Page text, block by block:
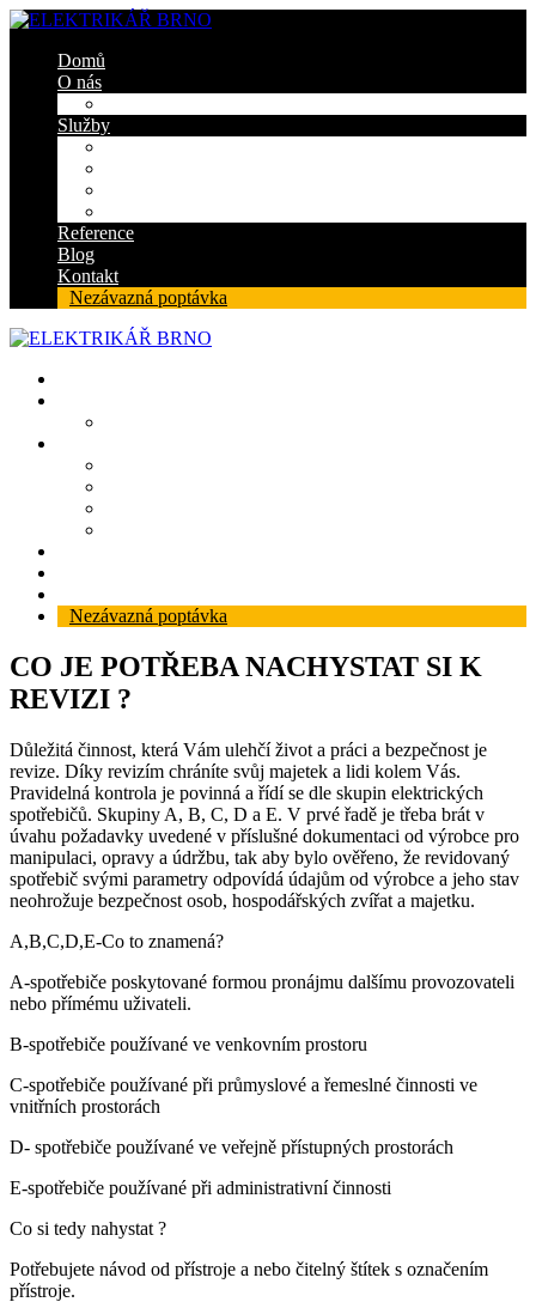
Domů
O nás
Služby
Reference
Blog
Kontakt
Nezávazná poptávka
Nezávazná poptávka
CO JE POTŘEBA NACHYSTAT SI K
REVIZI ?
Důležitá činnost, která Vám ulehčí život a práci a bezpečnost je
revize. Díky revizím chráníte svůj majetek a lidi kolem Vás.
Pravidelná kontrola je povinná a řídí se dle skupin elektrických
spotřebičů. Skupiny A, B, C, D a E. V prvé řadě je třeba brát v
úvahu požadavky uvedené v příslušné dokumentaci od výrobce pro
manipulaci, opravy a údržbu, tak aby bylo ověřeno, že revidovaný
spotřebič svými parametry odpovídá údajům od výrobce a jeho stav
neohrožuje bezpečnost osob, hospodářských zvířat a majetku.
A,B,C,D,E-Co to znamená?
A-spotřebiče poskytované formou pronájmu dalšímu provozovateli
nebo přímému uživateli.
B-spotřebiče používané ve venkovním prostoru
C-spotřebiče používané při průmyslové a řemeslné činnosti ve
vnitřních prostorách
D- spotřebiče používané ve veřejně přístupných prostorách
E-spotřebiče používané při administrativní činnosti
Co si tedy nahystat ?
Potřebujete návod od přístroje a nebo čitelný štítek s označením
přístroje.